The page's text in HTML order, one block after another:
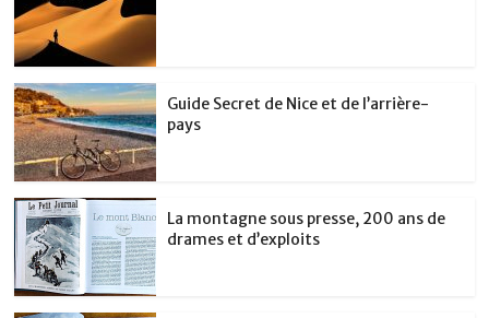
Guide Secret de Nice et de l’arrière-
pays
La montagne sous presse, 200 ans de
drames et d’exploits